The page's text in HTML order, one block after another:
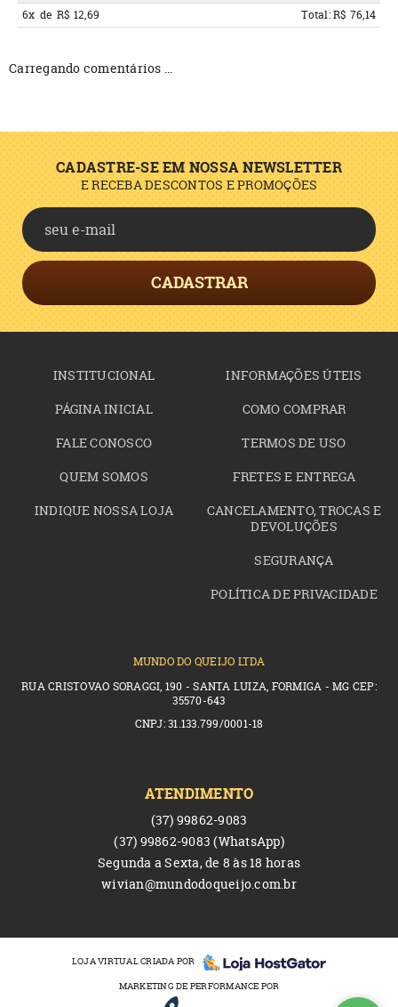
6x de R$ 12,69 Total: R$ 76,14
Carregando comentários ...
CADASTRE-SE EM NOSSA NEWSLETTER
E RECEBA DESCONTOS E PROMOÇÕES
CADASTRAR
INSTITUCIONAL
PÁGINA INICIAL
FALE CONOSCO
QUEM SOMOS
INDIQUE NOSSA LOJA
INFORMAÇÕES ÚTEIS
COMO COMPRAR
TERMOS DE USO
FRETES E ENTREGA
CANCELAMENTO, TROCAS E
DEVOLUÇÕES
SEGURANÇA
POLÍTICA DE PRIVACIDADE
MUNDO DO QUEIJO LTDA
RUA CRISTOVAO SORAGGI, 190 - SANTA LUIZA, FORMIGA - MG CEP:
35570-643
CNPJ: 31.133.799/0001-18
ATENDIMENTO
(37) 99862-9083
(37) 99862-9083(WhatsApp)
Segunda a Sexta, de 8 às 18 horas
wivian@mundodoqueijo.com.br
LOJA VIRTUAL CRIADA POR
MARKETING DE PERFORMANCE POR